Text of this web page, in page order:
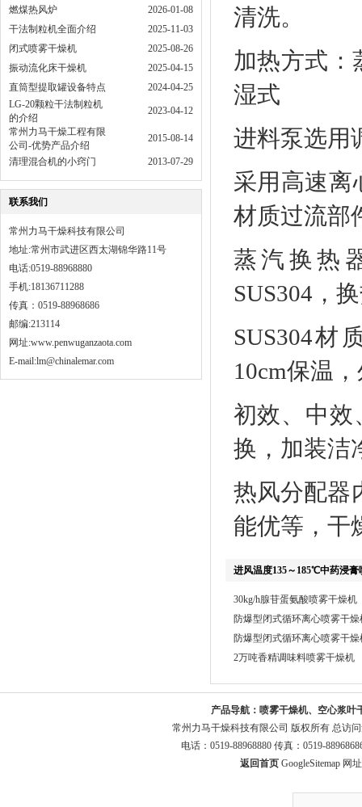
燃煤热风炉
2026-01-08
干法制粒机全面介绍
2025-11-03
闭式喷雾干燥机
2025-08-26
振动流化床干燥机
2025-04-15
直筒型提取罐设备特点
2024-04-25
LG-20颗粒干法制粒机
的介绍
2023-04-12
常州力马干燥工程有限
公司-优势产品介绍
2015-08-14
清理混合机的小窍门 2013-07-29
联系我们
常州力马干燥科技有限公司
地址:常州市武进区西太湖锦华路11号
电话:0519-88968880
手机:18136711288
传真：0519-88968686
邮编:213114
网址:www.penwuganzaota.com
E-mail:lm@chinalemar.com
清洗。
加热方式：
湿式
进料泵选用
采用高速离
材质过流部
蒸汽换热
SUS304，
SUS304
10cm保温
初效、中效
换，加装洁
热风分配器
能优等，干
进风温度135～185℃中药浸膏
30kg/h腺苷蛋氨酸喷雾干燥机
防爆型闭式循环离心喷雾干燥
防爆型闭式循环离心喷雾干燥
2万吨香精调味料喷雾干燥机
产品导航： 喷雾干燥机、空心浆叶
常州力马干燥科技有限公司 版权所有 总访
电话：0519-88968880 传真：0519-
返回首页 GoogleSitemap网址